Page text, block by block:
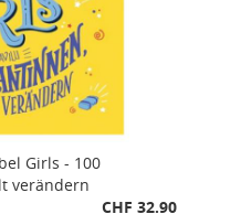
Girls - 100
verändern
CHF 32.90